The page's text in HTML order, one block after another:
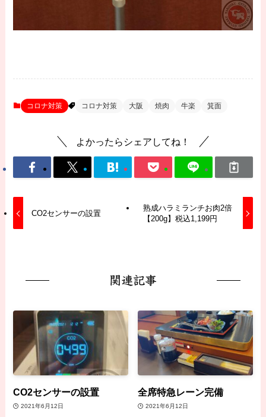
コロナ対策 コロナ対策 大阪 焼肉 牛楽 箕面
よかったらシェアしてね！
CO2センサーの設置
熟成ハラミランチお肉2倍
【200g】税込1,199円
関連記事
CO2センサーの設置
2021年6月12日
全席特急レーン完備
2021年6月12日